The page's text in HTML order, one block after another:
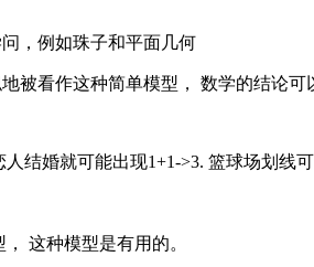
，例如珠子和平面几何
被看作这种简单模型， 数学的结论可
结婚就可能出现1+1->3. 篮球场划线
这种模型是有用的。